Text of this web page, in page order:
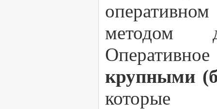
методом
крупными
которые